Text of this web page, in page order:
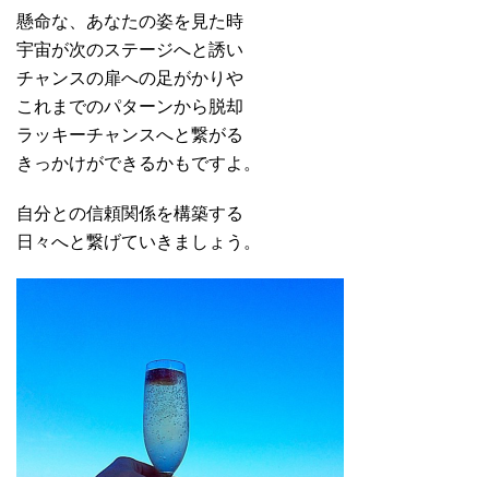
懸命な、あなたの姿を見た時
宇宙が次のステージへと誘い
チャンスの扉への足がかりや
これまでのパターンから脱却
ラッキーチャンスへと繋がる
きっかけができるかもですよ。
自分との信頼関係を構築する
日々へと繋げていきましょう。